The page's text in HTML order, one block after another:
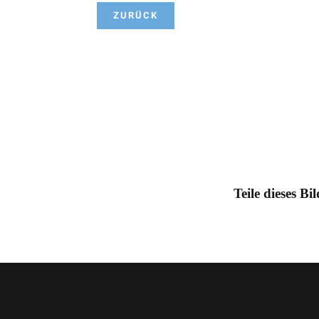
ZURÜCK
Teile dieses